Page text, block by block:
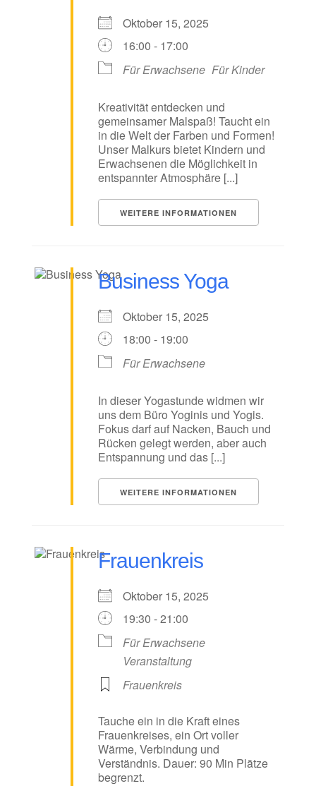
Oktober 15, 2025
16:00 - 17:00
Für Erwachsene Für Kinder
Kreativität entdecken und
gemeinsamer Malspaß! Taucht ein
in die Welt der Farben und Formen!
Unser Malkurs bietet Kindern und
Erwachsenen die Möglichkeit in
entspannter Atmosphäre [...]
WEITERE INFORMATIONEN
Business Yoga
Oktober 15, 2025
18:00 - 19:00
Für Erwachsene
In dieser Yogastunde widmen wir
uns dem Büro Yoginis und Yogis.
Fokus darf auf Nacken, Bauch und
Rücken gelegt werden, aber auch
Entspannung und das [...]
WEITERE INFORMATIONEN
Frauenkreis
Oktober 15, 2025
19:30 - 21:00
Für Erwachsene
Veranstaltung
Frauenkreis
Tauche ein in die Kraft eines
Frauenkreises, ein Ort voller
Wärme, Verbindung und
Verständnis. Dauer: 90 Min Plätze
begrenzt.